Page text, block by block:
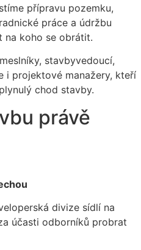
přípravu pozemku,
práce a údržbu
na koho se obrátit.
stavbyvedoucí,
i projektové manažery, kteří
chod stavby.
právě
divize sídlí na
účasti odborníků probrat